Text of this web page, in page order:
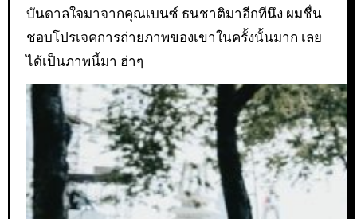
บันดาลใจมาจากคุณเบนซ์ ธนชาติมาอีกทีนึง ผมชื่น
ชอบโปรเจคการถ่ายภาพของเขาในครั้งนั้นมาก เลย
ได้เป็นภาพนี้มา ฮ่าๆ